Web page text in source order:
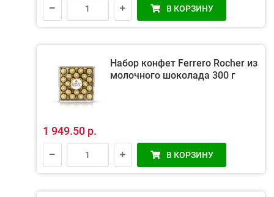
В КОРЗИНУ
Набор конфет Ferrero Rocher из
молочного шоколада 300 г
1 949.50 р.
В КОРЗИНУ